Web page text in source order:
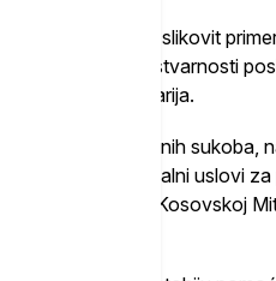
Dragice Gašić je slikovit
i kakve su u stvarnosti
navodi Kancelarija.
od završetka ratnih sukoba,
stvoreni ni minimalni uslovi
most preko Ibra u Kosovskoj